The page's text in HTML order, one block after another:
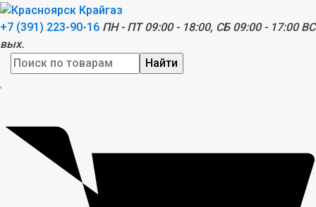
+7 (391) 223-90-16 ПН - ПТ 09:00 - 18:00, СБ 09:00 - 17:00
вых.
Найти